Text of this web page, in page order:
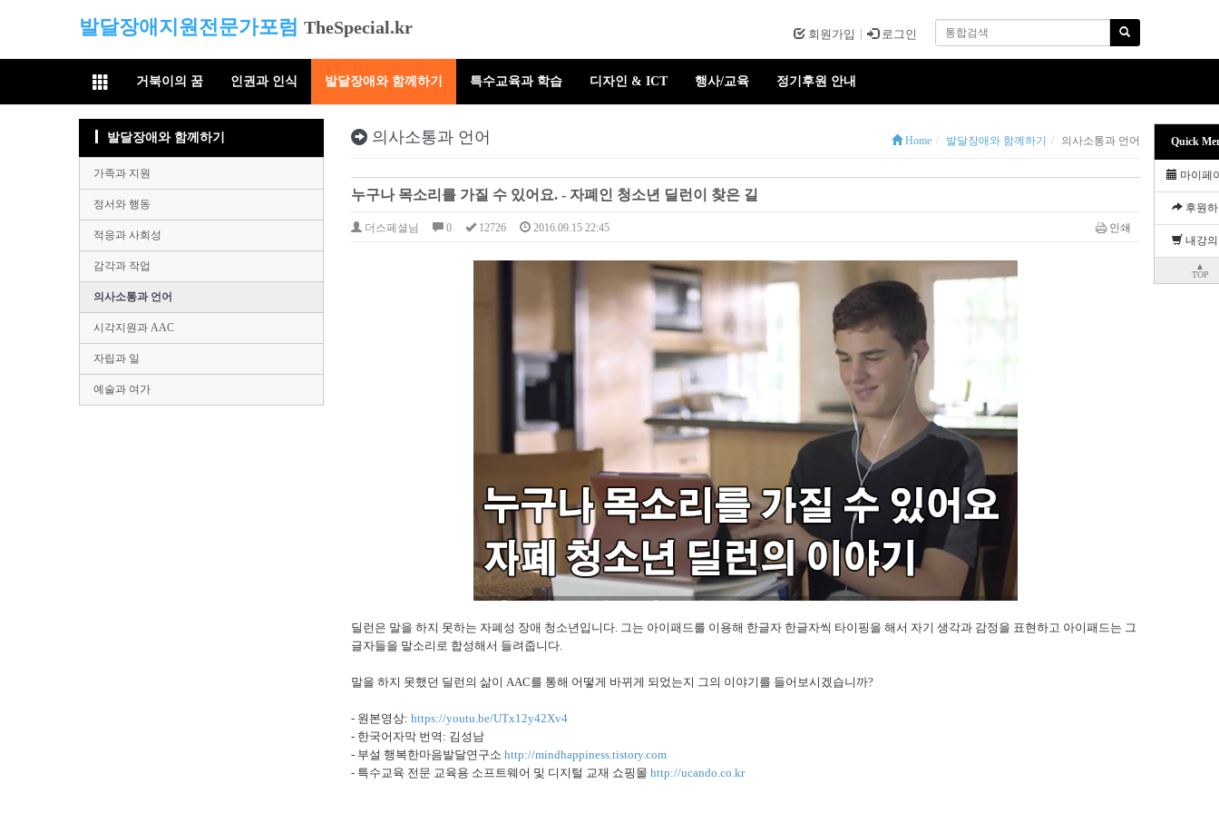
발달장애지원전문가포럼 TheSpecial.kr 회원가입 로그인
거북이의 꿈 인권과 인식 발달장애와 함께하기 특수교육과 학습 디자인 & ICT 행사/교육 정기후원 안내
의사소통과 언어 Home 발달장애와 함께하기 의사소통과 언어
누구나 목소리를 가질 수 있어요. - 자폐인 청소년 딜런이 찾은 길
더스페셜님 0 12726 2016.09.15 22:45 인쇄
딜런은 말을 하지 못하는 자폐성 장애 청소년입니다. 그는 아이패드를 이용해 한글자 한글자씩 타이핑을 해서 자기 생각과 감정을 표현하고 아이패드는 그
글자들을 말소리로 합성해서 들려줍니다.
말을 하지 못했던 딜런의 삶이 AAC를 통해 어떻게 바뀌게 되었는지 그의 이야기를 들어보시겠습니까?
- 원본영상: https://youtu.be/UTx12y42Xv4
- 한국어자막 번역: 김성남
- 부설 행복한마음발달연구소 http://mindhappiness.tistory.com
- 특수교육 전문 교육용 소프트웨어 및 디지털 교재 쇼핑몰 http://ucando.co.kr
발달장애와 함께하기
가족과 지원
정서와 행동
적응과 사회성
감각과 작업
의사소통과 언어
시각지원과 AAC
자립과 일
예술과 여가
Quick
마이페
후원하
내강
▲
TOP